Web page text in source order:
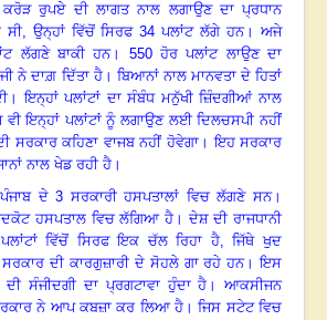
ਕਰੋੜ ਰੁਪਏ ਦੀ ਲਾਗਤ ਨਾਲ ਲਗਾਉਣ ਦਾ ਪ੍ਰਧਾਨ
ਸੀ, ਉਨ੍ਹਾਂ ਵਿੱਚੋਂ ਸਿਰਫ34ਪਲਾਂਟ ਲੱਗੇ ਹਨ।
ਅਜੇ
ਲੱਗਣੇ ਬਾਕੀ ਹਨ। 550 ਹੋਰ ਪਲਾਂਟ ਲਾਉਣ ਦਾ
ਜੀ ਨੇ ਦਾਗ਼ ਦਿੱਤਾ ਹੈ। ਬਿਆਨਾਂ ਨਾਲ ਮਾਨਵਤਾ ਦੇ ਹਿਤਾਂ
। ਇਨ੍ਹਾਂ ਪਲਾਂਟਾਂ ਦਾ ਸੰਬੰਧ ਮਨੁੱਖੀ ਜ਼ਿੰਦਗੀਆਂ ਨਾਲ
ਵੀ ਇਨ੍ਹਾਂ ਪਲਾਂਟਾਂ ਨੂੰ ਲਗਾਉਣ ਲਈ ਦਿਲਚਸਪੀ ਨਹੀਂ
ਸਰਕਾਰ ਕਹਿਣਾ ਵਾਜਬ ਨਹੀਂ ਹੋਵੇਗਾ। ਇਹ ਸਰਕਾਰ
ਨਾਲ ਖੇਡ ਰਹੀ ਹੈ ।
ਪੰਜਾਬ ਦੇ3 ਸਰਕਾਰੀ ਹਸਪਤਾਲਾਂ ਵਿਚ ਲੱਗਣੇ ਸਨ।
ਹਸਪਤਾਲ ਵਿਚ ਲੱਗਿਆ ਹੈ। ਦੇਸ਼ ਦੀ ਰਾਜਧਾਨੀ
ਪਲਾਂਟਾਂ ਵਿੱਚੋਂ ਸਿਰਫ ਇਕ ਚੱਲ ਰਿਹਾ ਹੈ,ਜਿੱਥੇ ਖੁਦ
ਸਰਕਾਰ ਦੀ ਕਾਰਗੁਜ਼ਾਰੀ ਦੇ ਸੋਹਲੇ ਗਾ ਰਹੇ ਹਨ। ਇਸ
ਦੀ ਸੰਜੀਦਗੀ ਦਾ ਪ੍ਰਗਟਾਵਾ ਹੁੰਦਾ ਹੈ ।
ਆਕਸੀਜਨ
ਨੇ ਆਪ ਕਬਜ਼ਾ ਕਰ ਲਿਆ ਹੈ । ਜਿਸ ਸਟੇਟ ਵਿਚ